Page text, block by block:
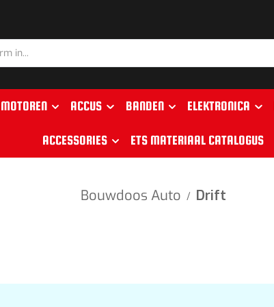
MOTOREN ACCUS BANDEN ELEKTRONICA
ACCESSORIES ETS MATERIAAL CATALOGUS
Bouwdoos Auto / Drift